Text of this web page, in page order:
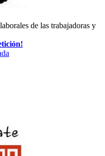
de las trabajadoras y